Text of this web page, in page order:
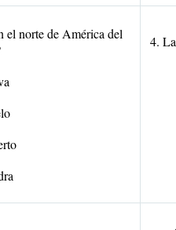
el norte de América del
4.